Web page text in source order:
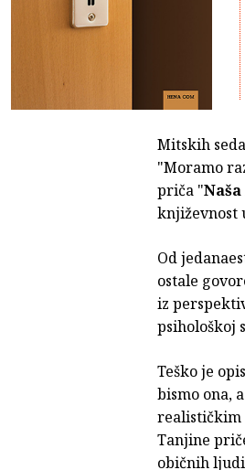
Mitskih
"Moramo
priča "Naša
književnost
Od
ostale
iz
psihološkoj
Teško je
bismo ona,
realističkim
Tanjine
običnih